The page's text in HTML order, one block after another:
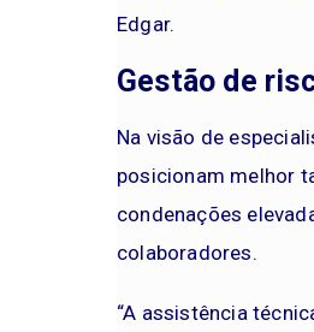
Edgar.
Gestão de
Na visão de
posicionam melhor
condenações
colaboradores.
“A assistência